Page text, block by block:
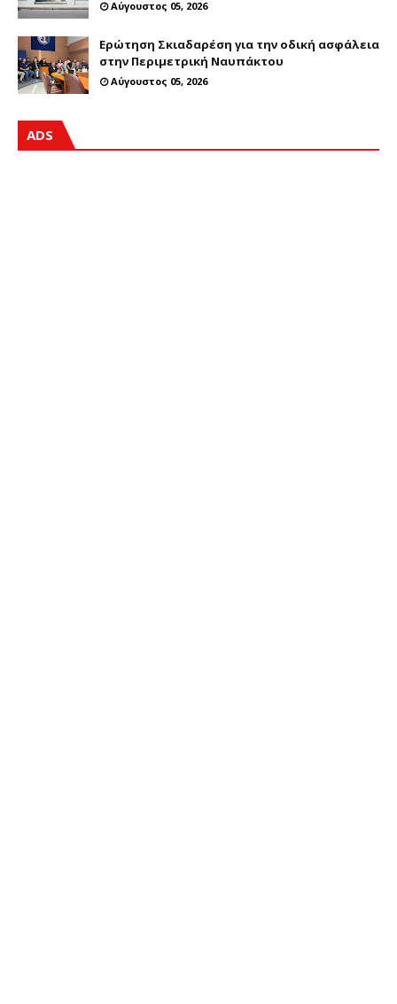
Αύγουστος 05, 2026
Ερώτηση Σκιαδαρέση για την οδική ασφάλεια
στην Περιμετρική Ναυπάκτου
Αύγουστος 05, 2026
ADS